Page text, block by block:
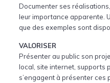
Documenter ses
leur importance apparente.
que des exemples sont
VALORISER
Présenter au public son
local, site internet, supports
s’engagent à présenter ces